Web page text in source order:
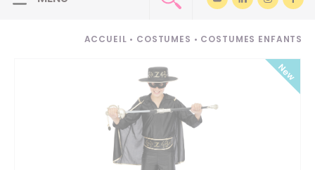
ACCUEIL • COSTUMES • COSTUMES ENFANTS